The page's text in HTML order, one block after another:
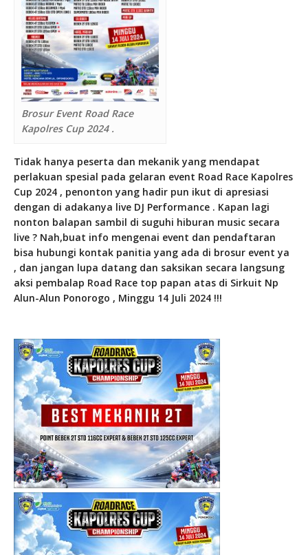
Brosur Event Road Race
Kapolres Cup 2024 .
Tidak hanya peserta dan mekanik yang mendapat
perlakuan spesial pada gelaran event Road Race Kapolres
Cup 2024 , penonton yang hadir pun ikut di apresiasi
dengan di adakanya live DJ Performance . Kapan lagi
nonton balapan sambil di suguhi hiburan music secara
live ? Nah,buat info mengenai event dan pendaftaran
bisa hubungi kontak panitia yang ada di brosur event ya
, dan jangan lupa datang dan saksikan secara langsung
aksi pembalap Road Race top papan atas di Sirkuit Np
Alun-Alun Ponorogo , Minggu 14 Juli 2024 !!!